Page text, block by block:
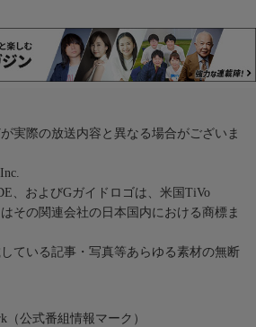
実際の放送内容と異なる場合がございま
、およびGガイドロゴは、米国TiVo
その関連会社の日本国内における商標ま
ている記事・写真等あらゆる素材の無断
（公式番組情報マーク）